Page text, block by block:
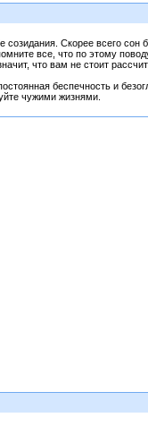
Скорее всего
все, что по этому
что вам не стоит
беспечность и
чужими жизнями.